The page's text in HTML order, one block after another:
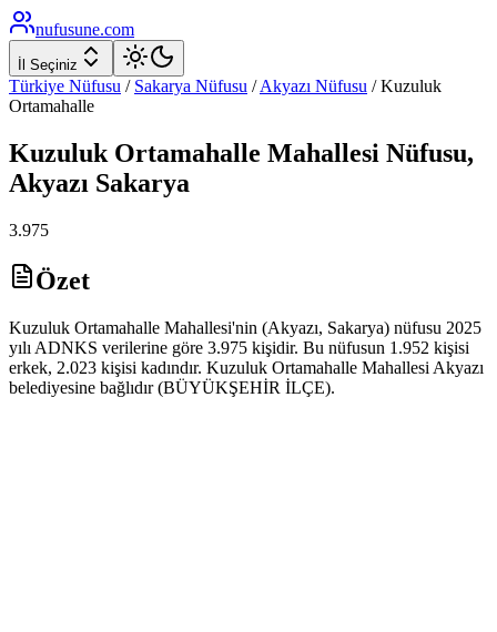
nufusune.com
İl Seçiniz
Türkiye Nüfusu / Sakarya Nüfusu / Akyazı Nüfusu /Kuzuluk
Ortamahalle
Kuzuluk Ortamahalle Mahallesi Nüfusu,
Akyazı Sakarya
3.975
Özet
Kuzuluk Ortamahalle Mahallesi'nin (Akyazı, Sakarya) nüfusu 2025
yılı ADNKS verilerine göre 3.975 kişidir. Bu nüfusun 1.952 kişisi
erkek, 2.023 kişisi kadındır. Kuzuluk Ortamahalle Mahallesi Akyazı
belediyesine bağlıdır (BÜYÜKŞEHİR İLÇE).